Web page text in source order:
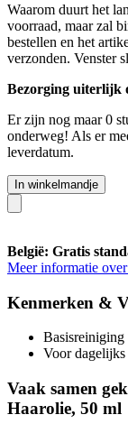
Waarom duurt het
voorraad, maar zal
bestellen en het
verzonden. Venster
Bezorging uiterlijk
Er zijn nog maar 0
onderweg! Als er
leverdatum.
In winkelmandje
België: Gratis
Meer informatie
Kenmerken &
Basisreiniging
Voor dagelijks
Vaak samen
Haarolie, 50 ml